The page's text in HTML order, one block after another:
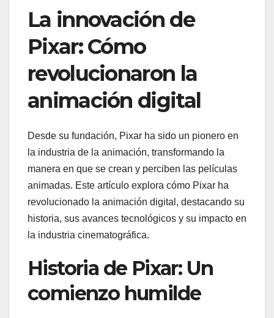
La innovación de
Pixar: Cómo
revolucionaron la
animación digital
Desde su fundación, Pixar ha sido un pionero en
la industria de la animación, transformando la
manera en que se crean y perciben las películas
animadas. Este artículo explora cómo Pixar ha
revolucionado la animación digital, destacando su
historia, sus avances tecnológicos y su impacto en
la industria cinematográfica.
Historia de Pixar: Un
comienzo humilde